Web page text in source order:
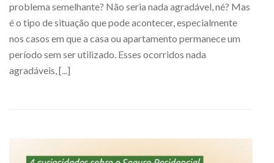
problema semelhante? Não seria nada agradável, né? Mas
é o tipo de situação que pode acontecer, especialmente
nos casos em que a casa ou apartamento permanece um
período sem ser utilizado. Esses ocorridos nada
agradáveis, [...]